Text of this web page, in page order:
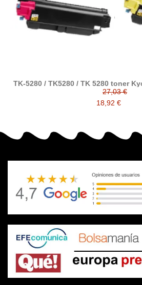
TK-5280 / TK5280 / TK 5280 toner
1T02TW0NL0 / 1T02TWCNL0 /27,03 €
18,92 €